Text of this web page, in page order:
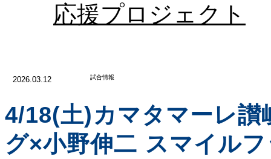
応援プロジェクト
2026.03.12 試合情報
4/18(土)カマタマーレ讃
グ×小野伸二 スマイル